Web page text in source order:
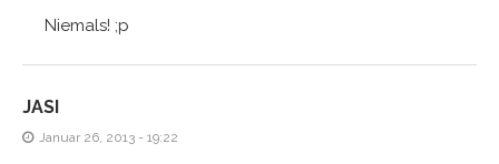
Niemals! ;p
JASI
Januar 26, 2013 - 19:22